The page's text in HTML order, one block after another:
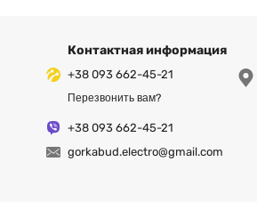
Контактная информация
+38 093 662-45-21
Перезвонить вам?
+38 093 662-45-21
gorkabud.electro@gmail.com